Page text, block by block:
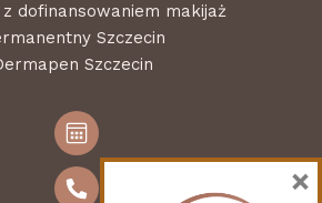
dofinansowaniem makijaż
Szczecin
Szczecin
×